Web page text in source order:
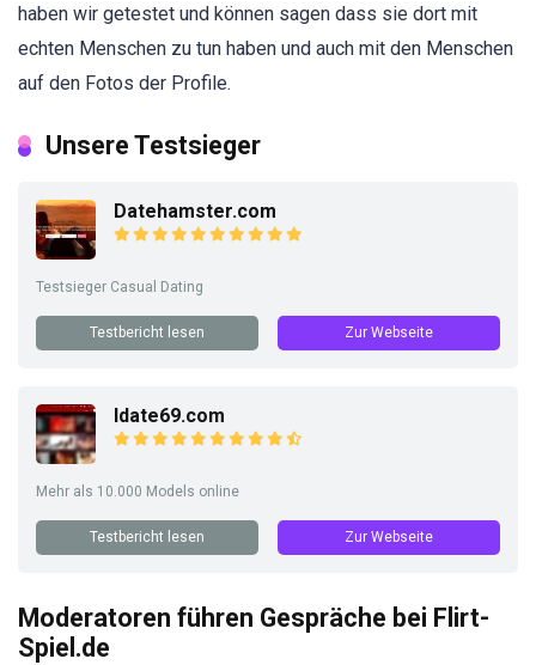
haben wir getestet und können sagen dass sie dort mit
echten Menschen zu tun haben und auch mit den Menschen
auf den Fotos der Profile.
Unsere Testsieger
Datehamster.com
Testsieger Casual Dating
Testbericht lesen Zur Webseite
Idate69.com
Mehr als 10.000 Models online
Testbericht lesen Zur Webseite
Moderatoren führen Gespräche bei Flirt-
Spiel.de